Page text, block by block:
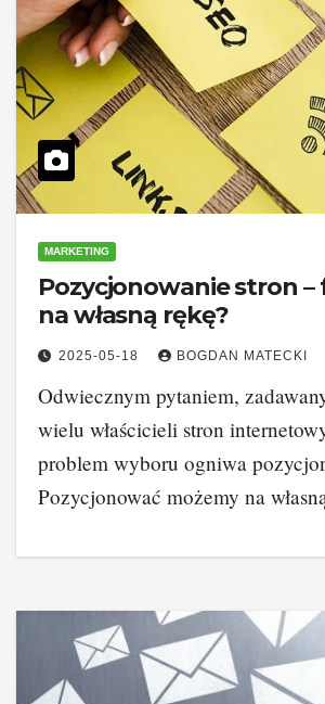
MARKETING
Pozycjonowanie stron –
na własną rękę?
2025-05-18 BOGDAN MATECKI
Odwiecznym pytaniem,
wielu właścicieli stron
problem wyboru ogniwa
Pozycjonować możemy na